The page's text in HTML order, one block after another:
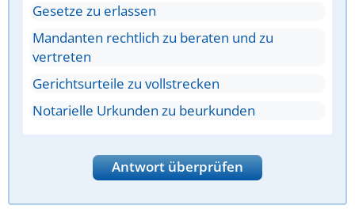
Gesetze zu erlassen
Mandanten rechtlich zu beraten und zu
vertreten
Gerichtsurteile zu vollstrecken
Notarielle Urkunden zu beurkunden
Antwort überprüfen